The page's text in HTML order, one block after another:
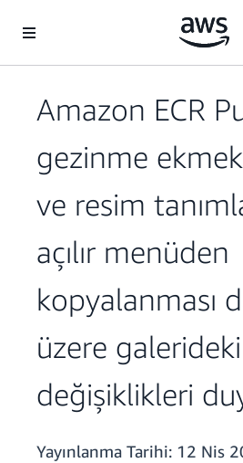
Amazon ECR
gezinme ekmek
ve resim
açılır menüden
kopyalanması
üzere galerideki
değişiklikleri
Yayınlanma Tarihi: 12 Nis